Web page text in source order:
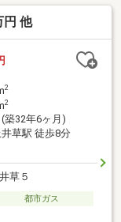
め、ご家族でゆ
放感をご確認く
＋Sで多彩に
・コンビニ徒歩5
■開放感あふれる
円 他
2
2
築32年6ヶ月)
草駅 徒歩8分
草５
都市ガス